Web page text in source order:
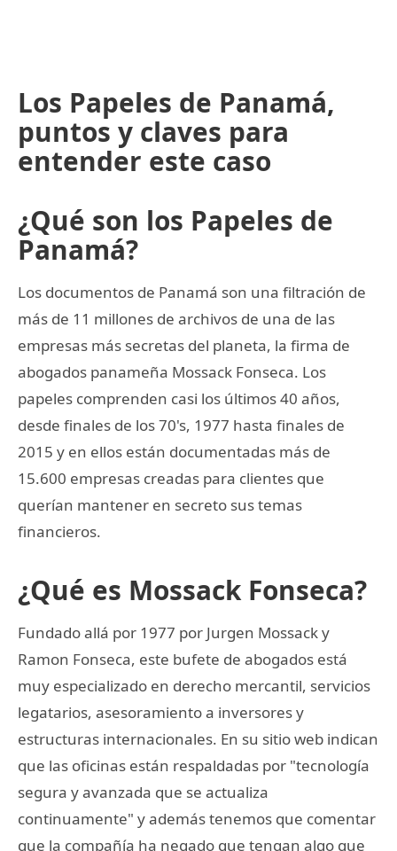
Los Papeles de Panamá,
puntos y claves para
entender este caso
¿Qué son los Papeles de
Panamá?
Los documentos de Panamá son una filtración de
más de 11 millones de archivos de una de las
empresas más secretas del planeta, la firma de
abogados panameña Mossack Fonseca. Los
papeles comprenden casi los últimos 40 años,
desde finales de los 70's, 1977 hasta finales de
2015 y en ellos están documentadas más de
15.600 empresas creadas para clientes que
querían mantener en secreto sus temas
financieros.
¿Qué es Mossack Fonseca?
Fundado allá por 1977 por Jurgen Mossack y
Ramon Fonseca, este bufete de abogados está
muy especializado en derecho mercantil, servicios
legatarios, asesoramiento a inversores y
estructuras internacionales. En su sitio web indican
que las oficinas están respaldadas por "tecnología
segura y avanzada que se actualiza
continuamente" y además tenemos que comentar
que la compañía ha negado que tengan algo que